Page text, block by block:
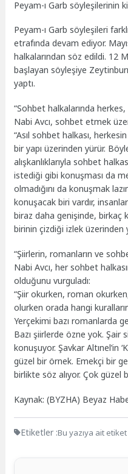
Peyam-ı Garb söyleşilerinin
Peyam-ı Garb söyleşileri
etrafında devam ediyor.
halkalarından söz edildi. 12
başlayan söyleşiye
yaptı.
“Sohbet halkalarında herkes,
Nabi Avcı, sohbet etmek
“Asıl sohbet halkası,
bir yapı üzerinden yürür.
alışkanlıklarıyla sohbet
istediği gibi konuşması da
olmadığını da konuşmak
konuşacak biri vardır,
biraz daha genişinde, birkaç
birinin çizdiği izlek üzerinden
“Şiirlerin, romanların ve
Nabi Avcı, her sohbet
olduğunu vurguladı:
“Şiir okurken, roman
olurken orada hangi
Yerçekimi bazı romanlarda
Bazı şiirlerde özne yok. Şair
konuşuyor. Şavkar Altınel’in
güzel bir örnek. Emekçi bir
birlikte söz alıyor. Çok güzel
Kaynak: (BYZHA) Beyaz
Etiketler :Bu yazıya ait